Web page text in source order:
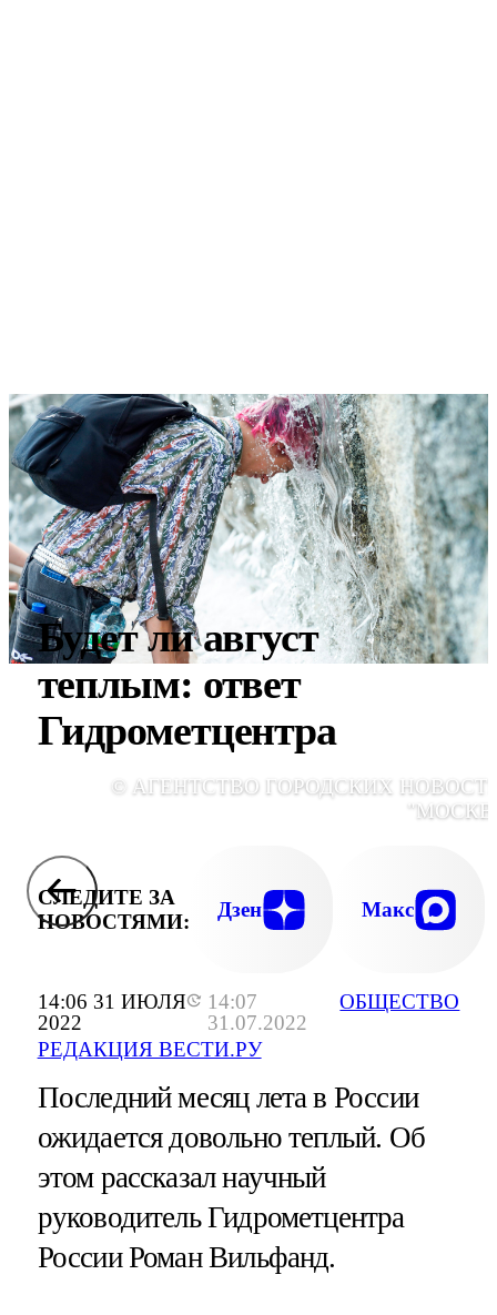
14:06 31 ИЮЛЯ
2022
14:07
31.07.2022
РЕДАКЦИЯ ВЕСТИ.РУ
ОБЩЕСТВО
Будет ли август
теплым: ответ
Гидрометцентра
© АГЕНТСТВО ГОРОДСКИХ
СЛЕДИТЕ ЗА
НОВОСТЯМИ:
Дзен Макс
Последний месяц лета в России
ожидается довольно теплый. Об
этом рассказал научный
руководитель Гидрометцентра
России Роман Вильфанд.